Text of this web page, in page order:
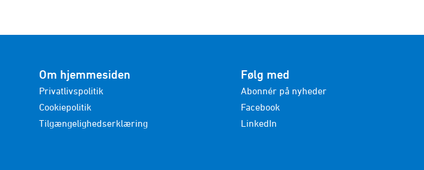
Om hjemmesiden
Privatlivspolitik
Cookiepolitik
Tilgængelighedserklæring
Følg med
Abonnér på nyheder
Facebook
LinkedIn